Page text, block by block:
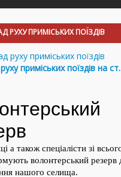
РУХУ ПРИМІСЬКИХ ПОЇЗДІВ
приміських поїздів на ст.